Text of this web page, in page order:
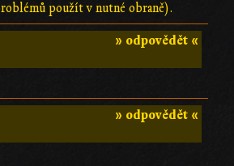
použít v nutné obraně).
» odpovědět «
» odpovědět «